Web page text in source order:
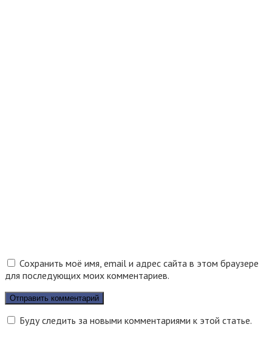
Сохранить моё имя, email и адрес сайта в этом браузере
для последующих моих комментариев.
Буду следить за новыми комментариями к этой статье.